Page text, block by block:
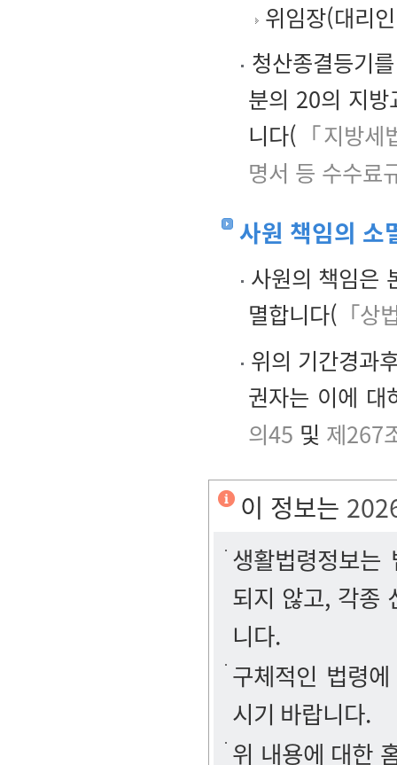
위임장(대리
청산종결등기
분의 20의 지
니다( 「지방
명서 등 수수료
사원 책임의 소
사원의 책임은
멸합니다( 「
위의 기간경과
권자는 이에 대
의45 및 제267
이 정보는
생활법령정보
되지 않고, 각종
니다.
구체적인 법령
시기 바랍니다.
위 내용에 대한